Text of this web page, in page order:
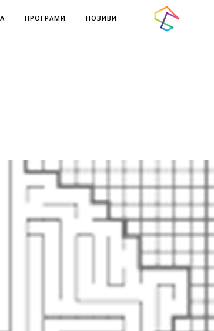
ПРОГРАМИ ПОЗИВИ